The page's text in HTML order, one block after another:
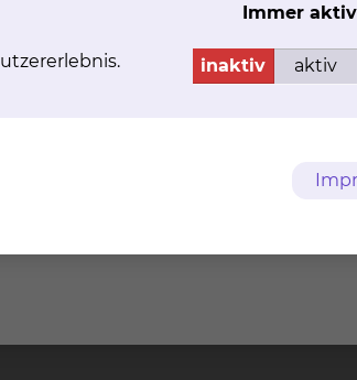
Immer aktiv
inaktiv aktiv